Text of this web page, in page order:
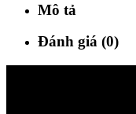
Mô tả
Đánh giá (0)